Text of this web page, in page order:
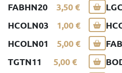
FABHN20 3,50 €
HCOLN03
1,00 €
HCOLN01
5,00 €
TGTN11
5,00 €